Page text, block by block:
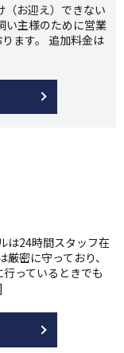
（お迎え）できない
い主様のために営業
ます。 追加料金は
は24時間スタッフ在
密に守っており、
っているときでも